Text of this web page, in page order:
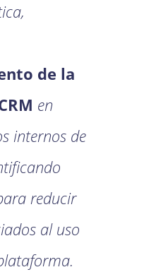
de la
en
internos de
reducir
al uso